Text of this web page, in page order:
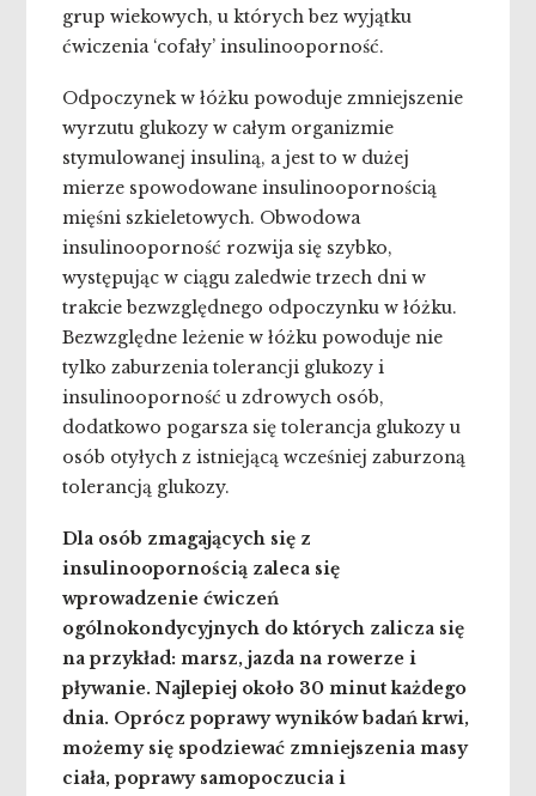
grup wiekowych, u których bez wyjątku
ćwiczenia ‘cofały’ insulinooporność.
Odpoczynek w łóżku powoduje zmniejszenie
wyrzutu glukozy w całym organizmie
stymulowanej insuliną, a jest to w dużej
mierze spowodowane insulinoopornością
mięśni szkieletowych. Obwodowa
insulinooporność rozwija się szybko,
występując w ciągu zaledwie trzech dni w
trakcie bezwzględnego odpoczynku w łóżku.
Bezwzględne leżenie w łóżku powoduje nie
tylko zaburzenia tolerancji glukozy i
insulinooporność u zdrowych osób,
dodatkowo pogarsza się tolerancja glukozy u
osób otyłych z istniejącą wcześniej zaburzoną
tolerancją glukozy.
Dla osób zmagających się z
insulinoopornością zaleca się
wprowadzenie ćwiczeń
ogólnokondycyjnych do których zalicza się
na przykład: marsz, jazda na rowerze i
pływanie. Najlepiej około 30 minut każdego
dnia. Oprócz poprawy wyników badań krwi,
możemy się spodziewać zmniejszenia masy
ciała, poprawy samopoczucia i